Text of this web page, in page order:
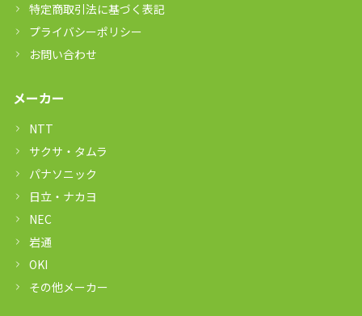
特定商取引法に基づく表記
プライバシーポリシー
お問い合わせ
メーカー
NTT
サクサ・タムラ
パナソニック
日立・ナカヨ
NEC
岩通
OKI
その他メーカー